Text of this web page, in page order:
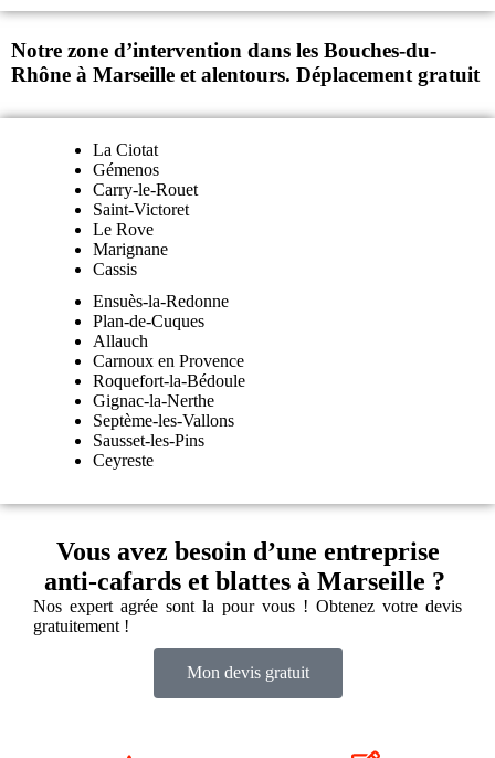
Notre zone d’intervention dans les Bouches-du-
Rhône à Marseille et alentours. Déplacement gratuit
La Ciotat
Gémenos
Carry-le-Rouet
Saint-Victoret
Le Rove
Marignane
Cassis
Ensuès-la-Redonne
Plan-de-Cuques
Allauch
Carnoux en Provence
Roquefort-la-Bédoule
Gignac-la-Nerthe
Septème-les-Vallons
Sausset-les-Pins
Ceyreste
Vous avez besoin d’une entreprise
anti-cafards et blattes à Marseille ?
Nos expert agrée sont la pour vous ! Obtenez votre devis
gratuitement !
Mon devis gratuit